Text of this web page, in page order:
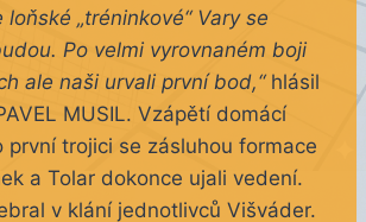
„tréninkové“ Vary se
Po velmi vyrovnaném boji
ale naši urvali první bod,“hlásil
MUSIL. Vzápětí domácí
první trojici se zásluhou formace
a Tolar dokonce ujali vedení.
v klání jednotlivců Višváder.